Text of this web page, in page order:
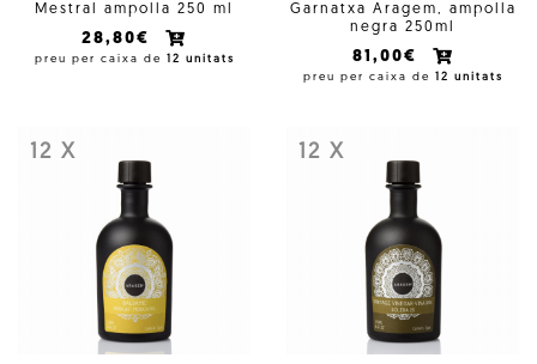
Mestral ampolla 250 ml
28,80€
preu per caixa de 12 unitats
Garnatxa Aragem, ampolla
negra 250ml
81,00€
preu per caixa de 12 unitats
12 X 12 X